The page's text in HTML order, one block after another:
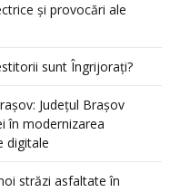
și provocări ale
sunt Îngrijorați?
Județul Brașov
în modernizarea
digitale
străzi asfaltate în